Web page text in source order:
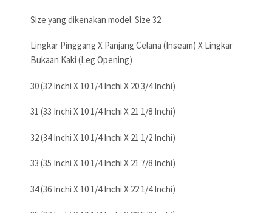
Size yang dikenakan model: Size 32
Lingkar Pinggang X Panjang Celana (Inseam) X Lingkar
Bukaan Kaki (Leg Opening)
30 (32 Inchi X 10 1/4 Inchi X 20 3/4 Inchi)
31 (33 Inchi X 10 1/4 Inchi X 21 1/8 Inchi)
32 (34 Inchi X 10 1/4 Inchi X 21 1/2 Inchi)
33 (35 Inchi X 10 1/4 Inchi X 21 7/8 Inchi)
34 (36 Inchi X 10 1/4 Inchi X 22 1/4 Inchi)